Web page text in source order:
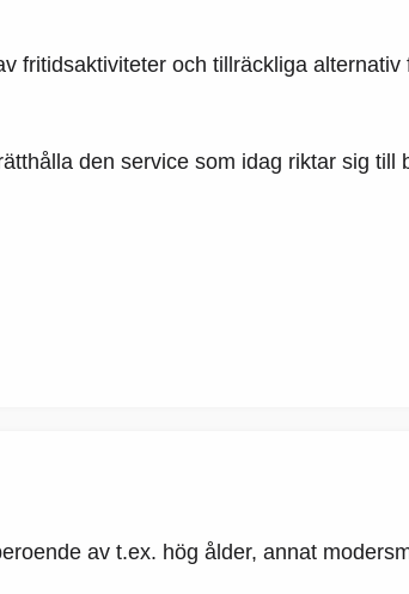
fritidsaktiviteter och tillräckliga
den service som idag riktar sig
av t.ex. hög ålder, annat